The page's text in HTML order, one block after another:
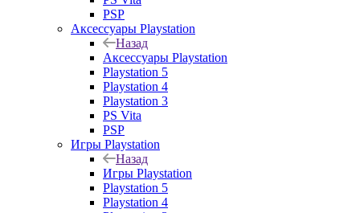
PSP
Аксессуары Playstation
Назад
Аксессуары Playstation
Playstation 5
Playstation 4
Playstation 3
PS Vita
PSP
Игры Playstation
Назад
Игры Playstation
Playstation 5
Playstation 4